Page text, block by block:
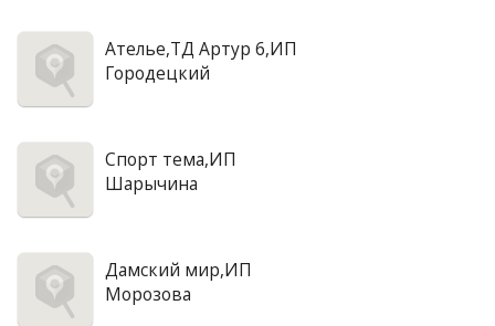
Ателье,ТД Артур 6,ИП
Городецкий
Спорт тема,ИП
Шарычина
Дамский мир,ИП
Морозова